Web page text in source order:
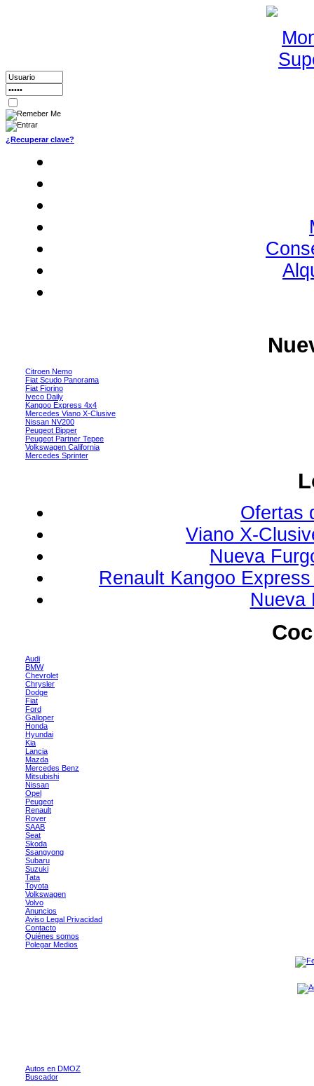
¿Recuperar clave?
Citroen Nemo
Fiat Scudo Panorama
Fiat Fiorino
Iveco Daily
Kangoo Express 4x4
Mercedes Viano X-Clusive
Nissan NV200
Peugeot Bipper
Peugeot Partner Tepee
Volkswagen California
Mercedes Sprinter
Ofertas
Viano X-
Nueva
Renault Kangoo
Nueva
Audi
BMW
Chevrolet
Chrysler
Dodge
Fiat
Ford
Galloper
Honda
Hyundai
Kia
Lancia
Mazda
Mercedes Benz
Mitsubishi
Nissan
Opel
Peugeot
Renault
Rover
SAAB
Seat
Skoda
Ssangyong
Subaru
Suzuki
Tata
Toyota
Volkswagen
Volvo
Anuncios
Aviso Legal Privacidad
Contacto
Quiénes somos
Polegar Medios
Autos en DMOZ
Buscador